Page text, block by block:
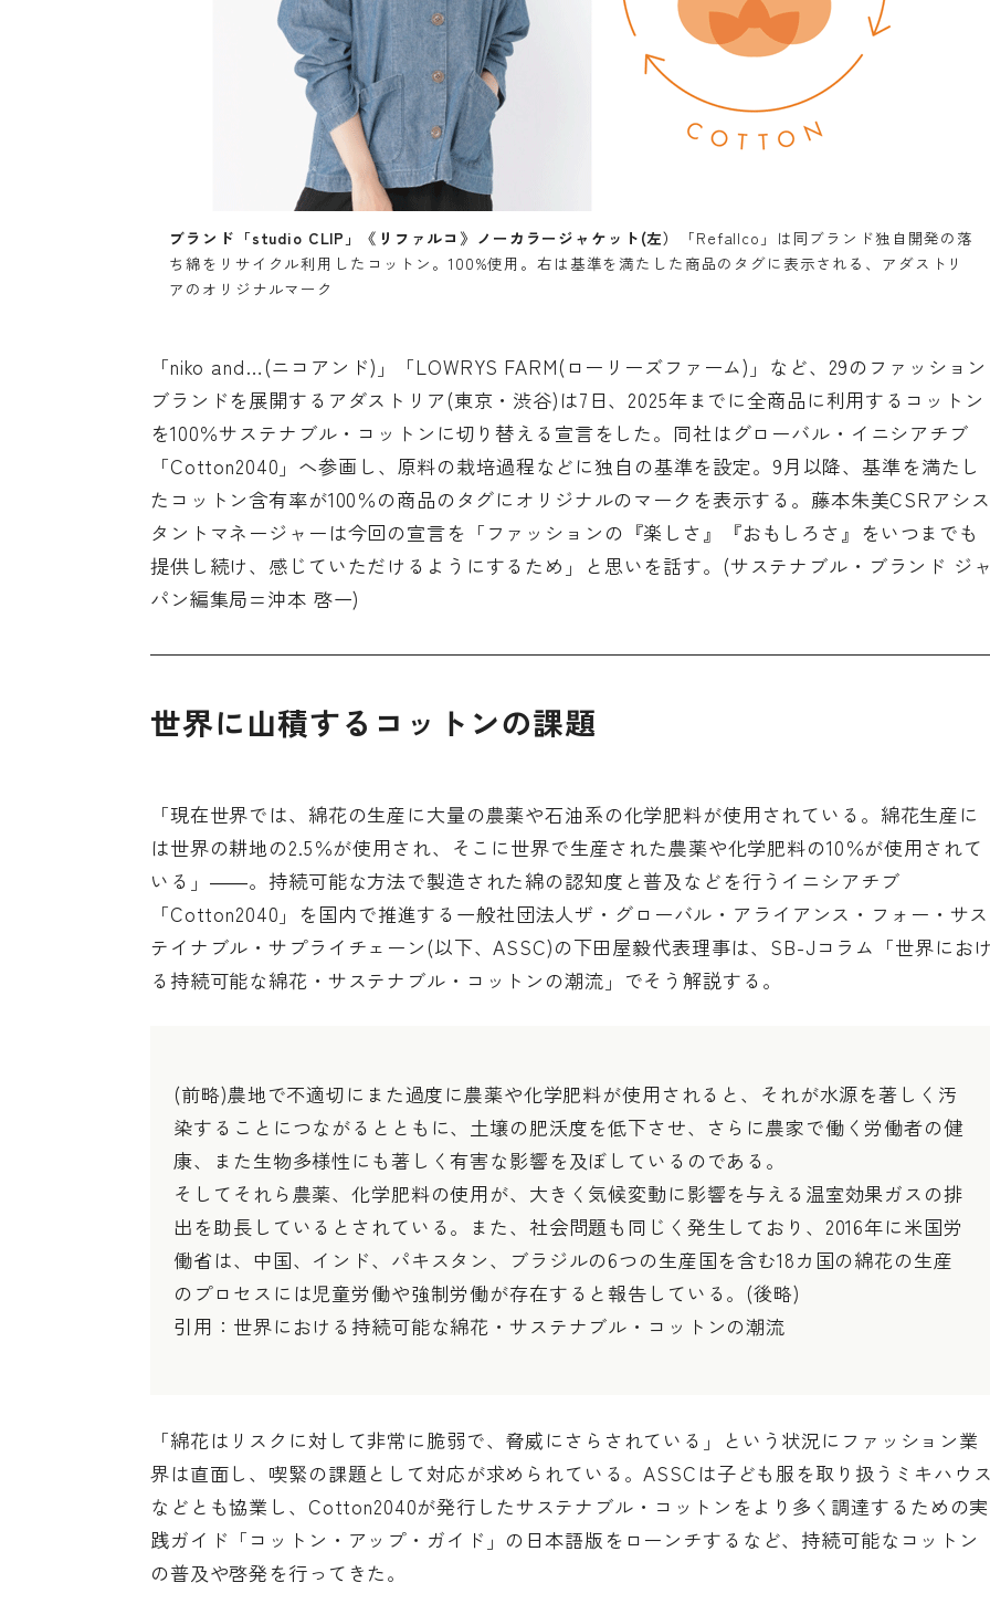
ブランド「studio CLIP」《リファルコ》ノーカラージャケット(左）
「Refallco」は同ブランド独自開発の落
ち綿をリサイクル利用したコットン。100%使用。右は基準を満たした商品のタグに表示される、アダストリ
アのオリジナルマーク
「niko and…(ニコアンド)」「LOWRYS FARM(ローリーズファーム)」など、29のファッション
ブランドを展開するアダストリア(東京・渋谷)は7日、2025年までに全商品に利用するコットン
を100％サステナブル・コットンに切り替える宣言をした。同社はグローバル・イニシアチブ
「Cotton2040」へ参画し、原料の栽培過程などに独自の基準を設定。9月以降、基準を満たし
たコットン含有率が100％の商品のタグにオリジナルのマークを表示する。藤本朱美CSRアシス
タントマネージャーは今回の宣言を「ファッションの『楽しさ』『おもしろさ』をいつまでも
提供し続け、感じていただけるようにするため」と思いを話す。(サステナブル・ブランド ジ
パン編集局=沖本 啓一)
世界に山積するコットンの課題
「現在世界では、綿花の生産に大量の農薬や石油系の化学肥料が使用されている。綿花生産に
は世界の耕地の2.5％が使用され、そこに世界で生産された農薬や化学肥料の10％が使用されて
いる」――。持続可能な方法で製造された綿の認知度と普及などを行うイニシアチブ
「Cotton2040」を国内で推進する一般社団法人ザ・グローバル・アライアンス・フォー・サス
テイナブル・サプライチェーン(以下、ASSC)の下田屋毅代表理事は、SB-Jコラム「世界にお
る持続可能な綿花・サステナブル・コットンの潮流」でそう解説する。
(前略)農地で不適切にまた過度に農薬や化学肥料が使用されると、それが水源を著しく汚
染することにつながるとともに、土壌の肥沃度を低下させ、さらに農家で働く労働者の健
康、また生物多様性にも著しく有害な影響を及ぼしているのである。
そしてそれら農薬、化学肥料の使用が、大きく気候変動に影響を与える温室効果ガスの排
出を助長しているとされている。また、社会問題も同じく発生しており、2016年に米国労
働省は、中国、インド、パキスタン、ブラジルの6つの生産国を含む18カ国の綿花の生産
のプロセスには児童労働や強制労働が存在すると報告している。(後略)
引用： 世界における持続可能な綿花・サステナブル・コットンの潮流
「綿花はリスクに対して非常に脆弱で、脅威にさらされている」という状況にファッション業
界は直面し、喫緊の課題として対応が求められている。ASSCは子ども服を取り扱うミキハウ
などとも協業し、Cotton2040が発行したサステナブル・コットンをより多く調達するための実
践ガイド「コットン・アップ・ガイド」の日本語版をローンチするなど、持続可能なコットン
の普及や啓発を行ってきた。